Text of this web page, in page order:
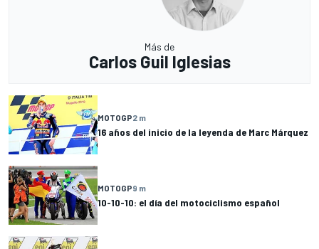
Más de
Carlos Guil Iglesias
MOTOGP2 m
16 años del inicio de la leyenda de Marc Márquez
MOTOGP9 m
10-10-10: el día del motociclismo español